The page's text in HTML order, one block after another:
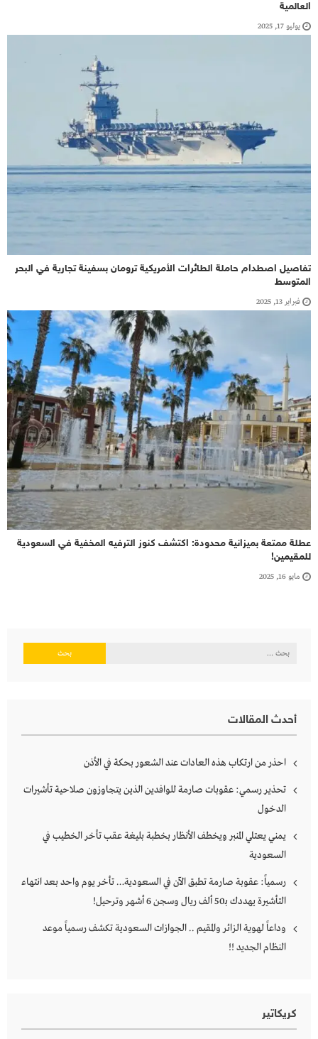
العالمية
يوليو 17, 2025
تفاصيل اصطدام حاملة الطائرات الأمريكية ترومان بسفينة تجارية في البحر
المتوسط
فبراير 13, 2025
عطلة ممتعة بميزانية محدودة: اكتشف كنوز الترفيه المخفية في السعودية
للمقيمين!
مايو 16, 2025
البحث
أحدث المقالات
احذر من ارتكاب هذه العادات عند الشعور بحكة في الأذن
تحذير رسمي: عقوبات صارمة للوافدين الذين يتجاوزون صلاحية تأشيرات
الدخول
يمني يعتلي المنبر ويخطف الأنظار بخطبة بليغة عقب تأخر الخطيب في
السعودية
رسمياً: عقوبة صارمة تطبق الآن في السعودية… تأخر يوم واحد بعد انتهاء
التأشيرة يهددك بـ50 ألف ريال وسجن 6 أشهر وترحيل!
وداعاً لهوية الزائر والمقيم .. الجوازات السعودية تكشف رسمياً موعد
النظام الجديد !!
كريكاتير